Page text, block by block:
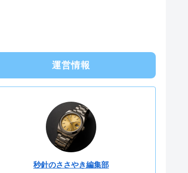
運営情報
秒針のささやき編集部